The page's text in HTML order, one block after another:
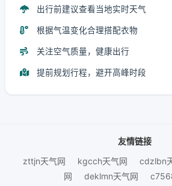
出行前建议查看当地实时天气
根据气温变化合理搭配衣物
关注空气质量，健康出行
提前规划行程，避开高峰时段
友情链接
zttjn天气网
kgcch天气网 cdzlbn
网
deklmn天气网